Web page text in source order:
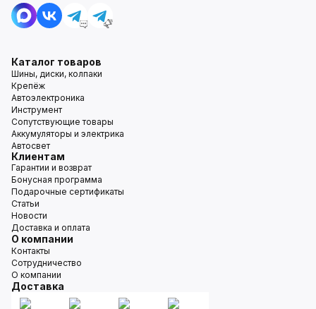
Каталог товаров
Шины, диски, колпаки
Крепёж
Автоэлектроника
Инструмент
Сопутствующие товары
Аккумуляторы и электрика
Автосвет
Клиентам
Гарантии и возврат
Бонусная программа
Подарочные сертификаты
Статьи
Новости
Доставка и оплата
О компании
Контакты
Сотрудничество
О компании
Доставка